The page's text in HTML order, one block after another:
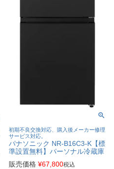
初期不良交換対応、購入後メーカー修理
サービス対応。
パナソニック NR-B16C3-K【標
準設置無料】パーソナル冷蔵庫
販売価格 ¥67,800税込